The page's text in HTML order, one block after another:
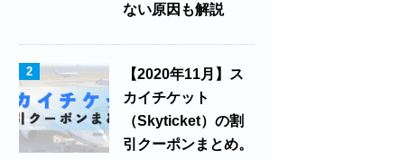
ない原因も解説
2
【2020年11月】ス
カイチケット
（Skyticket）の割
引クーポンまとめ。